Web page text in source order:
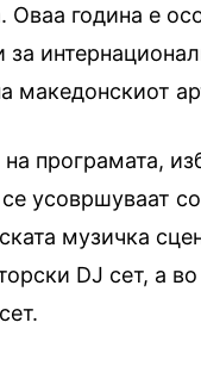
Оваа година е
за
македонскиот
програмата,
усовршуваат
музичка
DJ сет, а